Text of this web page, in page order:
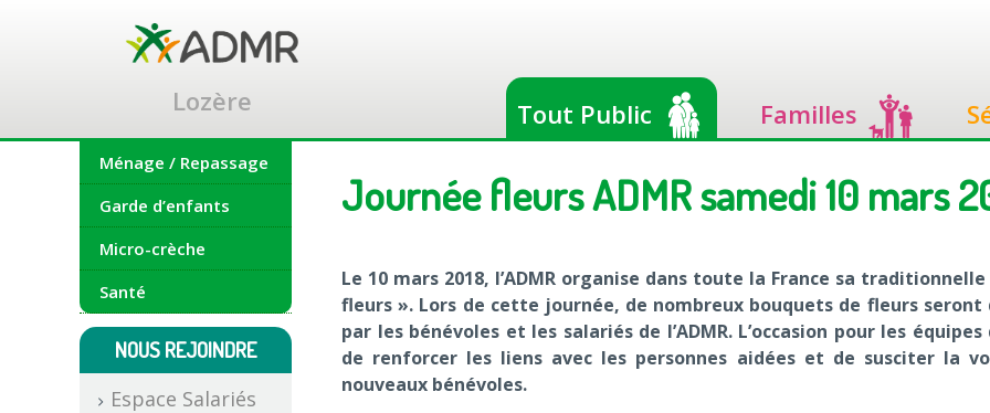
Lozère Tout Public Familles
Ménage / Repassage
Garde d’enfants
Micro-crèche
Santé
NOUS REJOINDRE
Espace Salariés
Journée fleurs ADMR samedi 10 mars
Le 10 mars 2018, l’ADMR organise dans toute la France sa
fleurs ». Lors de cette journée, de nombreux bouquets de fleurs seront
par les bénévoles et les salariés de l’ADMR. L’occasion pour les équipes
de renforcer les liens avec les personnes aidées et de susciter la
nouveaux bénévoles.